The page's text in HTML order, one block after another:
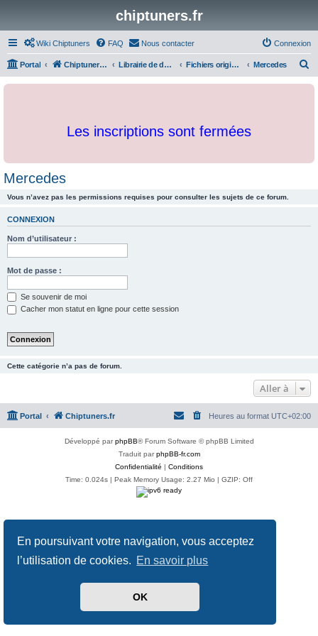
En poursuivant votre navigation, vous acceptez
l’utilisation de cookies. En savoir plus
OK
chiptuners.fr
Wiki Chiptuners FAQ Nous contacter Connexion
Portal Chiptuners.fr Librairie de documents et originaux Fichiers originaux Mercedes
c
Les inscriptions sont fermées
Mercedes
Vous n’avez pas les permissions requises pour consulter les sujets de ce forum.
CONNEXION
Nom d’utilisateur :
Mot de passe :
Se souvenir de moi
Cacher mon statut en ligne pour cette session
Cette catégorie n’a pas de forum.
Aller à
Portal Chiptuners.fr Heures au format UTC+02:00
Développé parphpBB® Forum Software © phpBB Limited
Traduit parphpBB-fr.com
Confidentialité | Conditions
Time: 0.024s | Peak Memory Usage: 2.27 Mio | GZIP: Off